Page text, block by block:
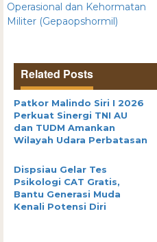
Operasional dan Kehormatan
Militer (Gepaopshormil)
Related Posts
Patkor Malindo Siri I 2026
Perkuat Sinergi TNI AU
dan TUDM Amankan
Wilayah Udara Perbatasan
Dispsiau Gelar Tes
Psikologi CAT Gratis,
Bantu Generasi Muda
Kenali Potensi Diri